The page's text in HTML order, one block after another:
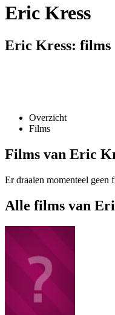
Eric Kress
Eric Kress: films
Overzicht
Films
Films van Eric
Er draaien momenteel geen
Alle films van